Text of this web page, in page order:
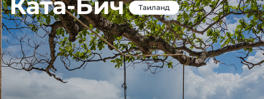
Таиланд